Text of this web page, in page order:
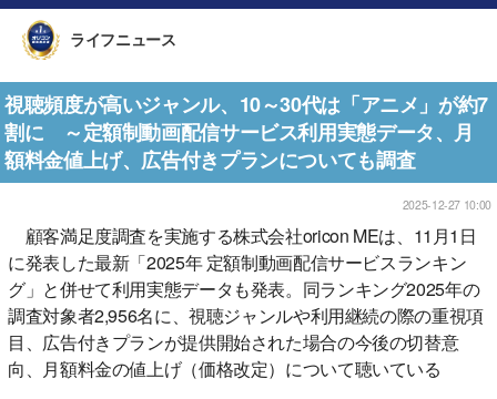
ライフニュース
視聴頻度が高いジャンル、10～30代は「アニメ」が約7
割に ～定額制動画配信サービス利用実態データ、月
額料金値上げ、広告付きプランについても調査
2025-12-27 10:00
顧客満足度調査を実施する株式会社oricon MEは、11月1日
に発表した最新「2025年 定額制動画配信サービスランキン
グ」と併せて利用実態データも発表。同ランキング2025年の
調査対象者2,956名に、視聴ジャンルや利用継続の際の重視項
目、広告付きプランが提供開始された場合の今後の切替意
向、月額料金の値上げ（価格改定）について聴いている